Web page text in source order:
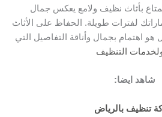
بأثاث نظيف ولامع يعكس جمال
لفترات طويلة. الحفاظ على الأثاث
اهتمام بجمال وأناقة التفاصيل التي
التنظيف
شاهد ايضا:
تنظيف بالرياض